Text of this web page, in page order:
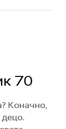
70
Коначно,
децо.